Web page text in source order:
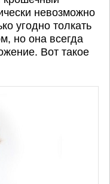
невозможно
угодно толкать
но она всегда
Вот такое